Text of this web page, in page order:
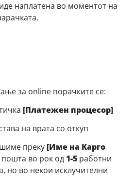
наплатена во моментот на
за online порачките се:
[Платежен процесор]
на врата со откуп
преку [Име на Карго
во рок од1-5работни
но во некои исклучителни